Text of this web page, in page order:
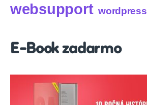
websupport wordpress
E-Book zadarmo